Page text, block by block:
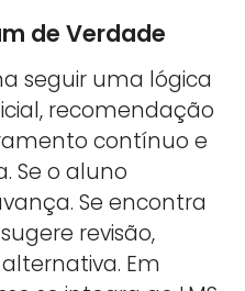
de Verdade
seguir uma lógica
recomendação
contínuo e
Se o aluno
Se encontra
revisão,
Em